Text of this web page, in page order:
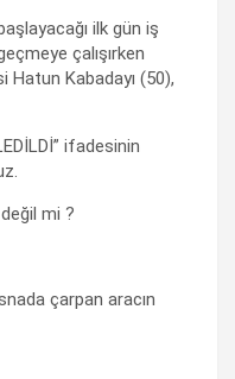
ilk gün iş
çalışırken
Hatun Kabadayı (50),
ifadesinin
mi ?
çarpan aracın